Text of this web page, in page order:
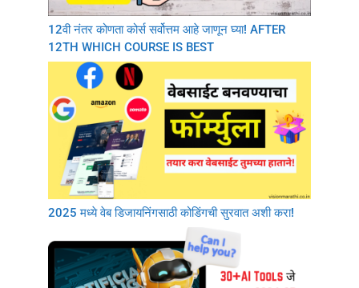
12वी नंतर कोणता कोर्स सर्वोत्तम आहे जाणून घ्या! AFTER
12TH WHICH COURSE IS BEST
2025 मध्ये वेब डिजायनिंगसाठी कोडिंगची सुरवात अशी करा!